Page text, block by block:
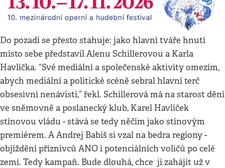
Do pozadí se přesto stahuje: jako hlavní tváře hnutí
místo sebe představil Alenu Schillerovou a Karla
Havlíčka. “Své mediální a společenské aktivity omezím,
abych mediální a politické scéně sebral hlavní terč
obsesivní nenávisti,” řekl. Schillerová má na starost dění
ve sněmovně a poslanecký klub, Karel Havlíček
stínovou vládu - stává se tedy něčím jako stínovým
premiérem. A Andrej Babiš si vzal na bedra regiony -
objíždění příznivců ANO i potenciálních voličů po celé
zemi. Tedy kampaň. Bude dlouhá, chce ji zahájit už v